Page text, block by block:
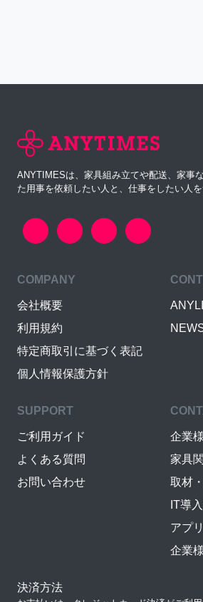
ANYTIMESは、家具組み立てや配送、家事
た用事を依頼したい人と、仕事をしたい人を
COMPANY
会社概要
利用規約
特定商取引に基づく表記
個人情報保護方針
SUPPORT
ご利用ガイド
よくある質問
お問い合わせ
企業
家具
取材
IT導
アプ
企業
決済方法